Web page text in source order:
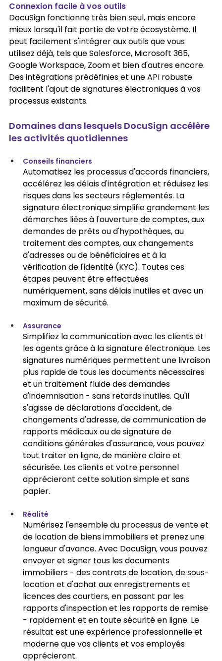
Connexion facile à vos outils
DocuSign fonctionne très bien seul, mais encore
mieux lorsqu'il fait partie de votre écosystème. Il
peut facilement s'intégrer aux outils que vous
utilisez déjà, tels que Salesforce, Microsoft 365,
Google Workspace, Zoom et bien d'autres encore.
Des intégrations prédéfinies et une API robuste
facilitent l'ajout de signatures électroniques à vos
processus existants.
Domaines dans lesquels DocuSign accélère
les activités quotidiennes
Conseils financiers
Automatisez les processus d'accords financiers,
accélérez les délais d'intégration et réduisez les
risques dans les secteurs réglementés. La
signature électronique simplifie grandement les
démarches liées à l'ouverture de comptes, aux
demandes de prêts ou d'hypothèques, au
traitement des comptes, aux changements
d'adresses ou de bénéficiaires et à la
vérification de l'identité (KYC). Toutes ces
étapes peuvent être effectuées
numériquement, sans délais inutiles et avec un
maximum de sécurité.
Assurance
Simplifiez la communication avec les clients et
les agents grâce à la signature électronique. Les
signatures numériques permettent une livraison
plus rapide de tous les documents nécessaires
et un traitement fluide des demandes
d'indemnisation - sans retards inutiles. Qu'il
s'agisse de déclarations d'accident, de
changements d'adresse, de communication de
rapports médicaux ou de signature de
conditions générales d'assurance, vous pouvez
tout traiter en ligne, de manière claire et
sécurisée. Les clients et votre personnel
apprécieront cette solution simple et sans
papier.
Réalité
Numérisez l'ensemble du processus de vente et
de location de biens immobiliers et prenez une
longueur d'avance. Avec DocuSign, vous pouvez
envoyer et signer tous les documents
immobiliers - des contrats de location, de sous-
location et d'achat aux enregistrements et
licences des courtiers, en passant par les
rapports d'inspection et les rapports de remise
- rapidement et en toute sécurité en ligne. Le
résultat est une expérience professionnelle et
moderne que vos clients et vos employés
apprécieront.